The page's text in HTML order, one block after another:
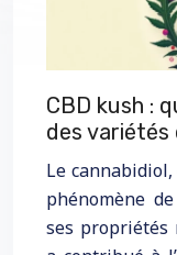
CBD kush :
des variétés
Le
phénomène
ses propriétés